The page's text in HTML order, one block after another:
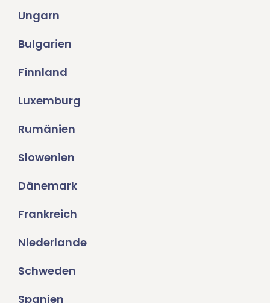
Ungarn
Bulgarien
Finnland
Luxemburg
Rumänien
Slowenien
Dänemark
Frankreich
Niederlande
Schweden
Spanien